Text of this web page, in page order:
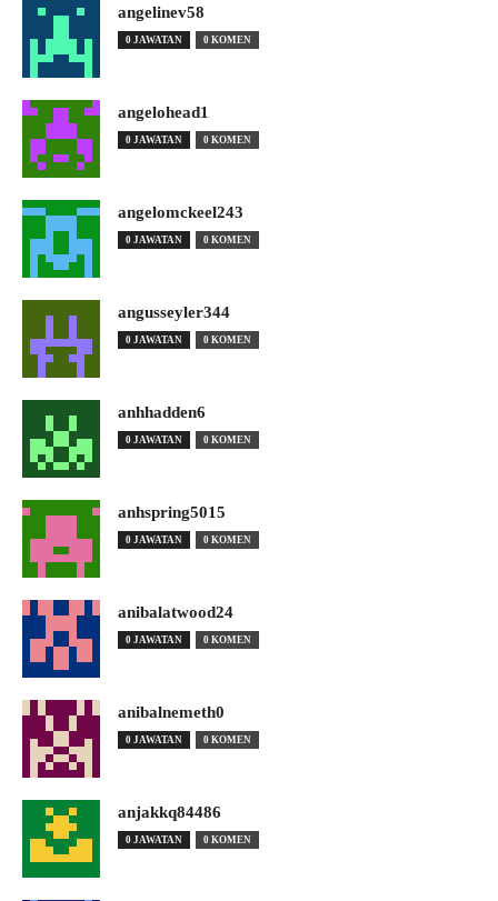
angelinev58
0 JAWATAN 0 KOMEN
angelohead1
0 JAWATAN 0 KOMEN
angelomckeel243
0 JAWATAN 0 KOMEN
angusseyler344
0 JAWATAN 0 KOMEN
anhhadden6
0 JAWATAN 0 KOMEN
anhspring5015
0 JAWATAN 0 KOMEN
anibalatwood24
0 JAWATAN 0 KOMEN
anibalnemeth0
0 JAWATAN 0 KOMEN
anjakkq84486
0 JAWATAN 0 KOMEN